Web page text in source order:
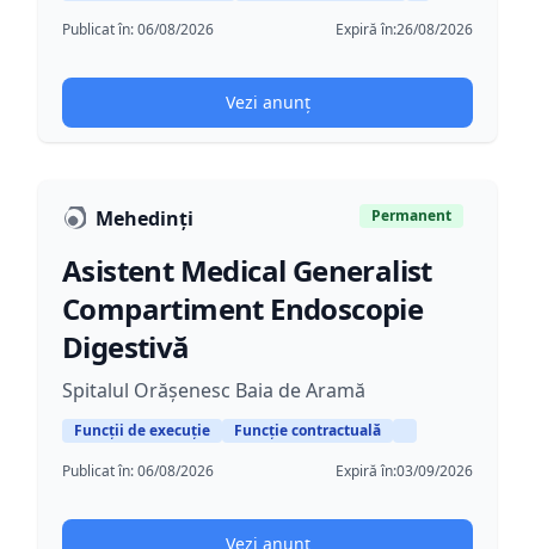
Publicat în:06/08/2026 Expiră în:26/08/2026
Vezi anunț
Mehedinți Permanent
Asistent Medical Generalist
Compartiment Endoscopie
Digestivă
Spitalul Orășenesc Baia de Aramă
Funcții de execuție
Funcție contractuală
Publicat în:06/08/2026 Expiră în:03/09/2026
Vezi anunț